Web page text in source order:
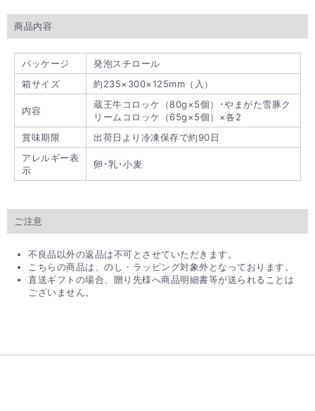
商品内容
パッケージ
発泡スチロール
箱サイズ
約235×300×125mm（入）
内容
蔵王牛コロッケ（80g×5個）･やまがた雪豚ク
リームコロッケ（65g×5個）×各2
賞味期限
出荷日より冷凍保存で約90日
アレルギー表
示
卵･乳･小麦
ご注意
不良品以外の返品は不可とさせていただきます。
こちらの商品は、のし・ラッピング対象外となっております。
直送ギフトの場合、贈り先様へ商品明細書等が送られることは
ございません。